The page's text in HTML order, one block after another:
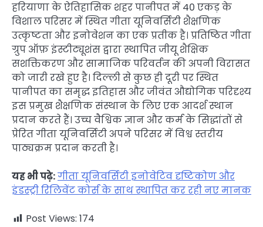
हरियाणा के ऐतिहासिक शहर पानीपत में 40 एकड़ के
विशाल परिसर में स्थित गीता यूनिवर्सिटी शैक्षणिक
उत्कृष्टता और इनोवेशन का एक प्रतीक है। प्रतिष्ठित गीता
ग्रुप ऑफ़ इंस्टीट्यूशंस द्वारा स्थापित जीयू शैक्षिक
सशक्तिकरण और सामाजिक परिवर्तन की अपनी विरासत
को जारी रखे हुए है। दिल्ली से कुछ ही दूरी पर स्थित
पानीपत का समृद्ध इतिहास और जीवंत औद्योगिक परिदृश्य
इस प्रमुख शैक्षणिक संस्थान के लिए एक आदर्श स्थान
प्रदान करते हैं। उच्च वैश्विक ज्ञान और कर्म के सिद्धांतों से
प्रेरित गीता यूनिवर्सिटी अपने परिसर में विश्व स्तरीय
पाठ्यक्रम प्रदान करती है।
यह भी पढ़े:गीता यूनिवर्सिटी इनोवेटिव दृष्टिकोण और
इंडस्ट्री रिलिवेंट कोर्स के साथ स्थापित कर रही नए मानक
Post Views: 174